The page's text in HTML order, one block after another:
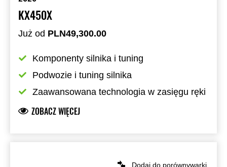
KX450X
Już od PLN49,300.00
Komponenty silnika i tuning
Podwozie i tuning silnika
Zaawansowana technologia w zasięgu ręki
ZOBACZ WIĘCEJ
Dodaj do porównywarki